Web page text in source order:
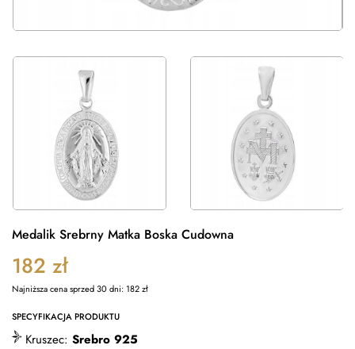
Medalik Srebrny Matka Boska Cudowna
182 zł
Najniższa cena sprzed 30 dni:182zł
SPECYFIKACJA PRODUKTU
Kruszec: Srebro 925